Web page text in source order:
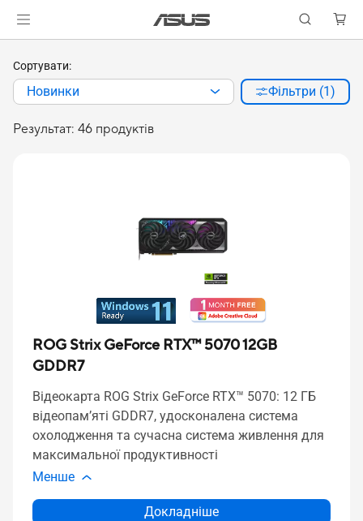
Результат: 46 продуктів
Сортувати:
Новинки Фільтри (1)
ROG Strix GeForce RTX™ 5070 12GB
GDDR7
Відеокарта ROG Strix GeForce RTX™ 5070: 12 ГБ
відеопам’яті GDDR7, удосконалена система
охолодження та сучасна система живлення для
максимальної продуктивності
Менше
Докладніше